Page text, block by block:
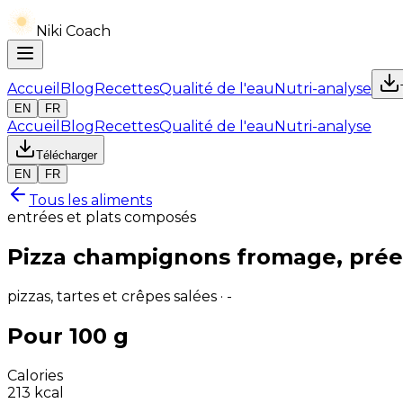
Niki Coach
Accueil BlogRecettesQualité de l'eauNutri-analyse
EN
FR
Accueil BlogRecettesQualité de l'eauNutri-analyse
Télécharger
EN
FR
Tous les aliments
entrées et plats composés
Pizza champignons fromage,
pizzas, tartes et crêpes salées · -
Pour 100 g
Calories
213 kcal